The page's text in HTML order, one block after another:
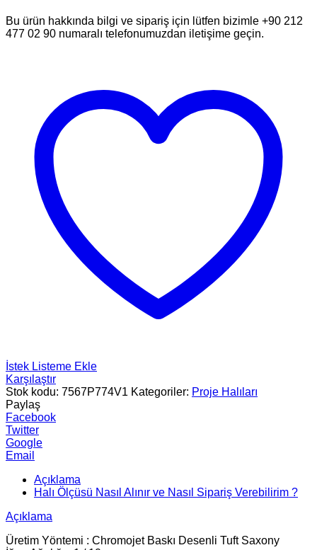
Bu ürün hakkında bilgi ve sipariş için lütfen bizimle +90 212
477 02 90 numaralı telefonumuzdan iletişime geçin.
İstek Listeme Ekle
Karşılaştır
Stok kodu: 7567P774V1 Kategoriler: Proje Halıları
Paylaş
Facebook
Twitter
Google
Email
Açıklama
Halı Ölçüsü Nasıl Alınır ve Nasıl Sipariş Verebilirim ?
Açıklama
Üretim Yöntemi : Chromojet Baskı Desenli Tuft Saxony